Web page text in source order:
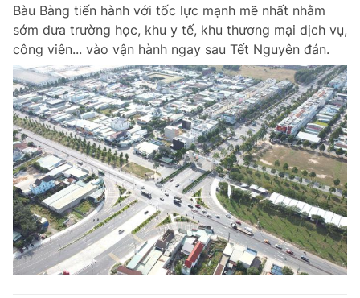
Bàu Bàng tiến hành với tốc lực mạnh mẽ nhất nhằm
sớm đưa trường học, khu y tế, khu thương mại dịch vụ,
công viên... vào vận hành ngay sau Tết Nguyên đán.